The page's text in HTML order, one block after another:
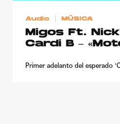
Audio MÚSICA
Migos Ft.
Cardi B –
Primer adelanto del esperado